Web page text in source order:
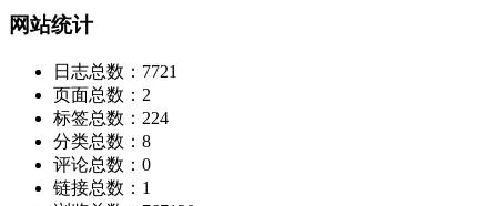
网站统计
日志总数： 7721
页面总数： 2
标签总数： 224
分类总数： 8
评论总数： 0
链接总数： 1